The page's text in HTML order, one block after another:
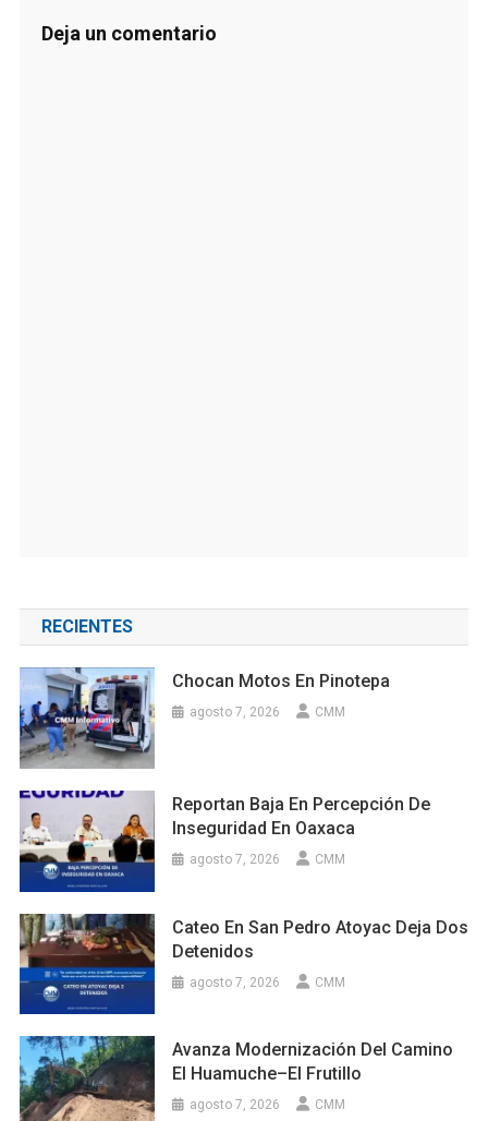
Deja un comentario
RECIENTES
Chocan Motos En Pinotepa
agosto 7, 2026 CMM
Reportan Baja En Percepción De
Inseguridad En Oaxaca
agosto 7, 2026 CMM
Cateo En San Pedro Atoyac Deja Dos
Detenidos
agosto 7, 2026 CMM
Avanza Modernización Del Camino
El Huamuche–El Frutillo
agosto 7, 2026 CMM